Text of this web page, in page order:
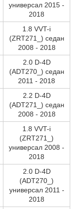
универсал 2015 -
2018
1.8 VVT-i
(ZRT271_) седан
2008 - 2018
2.0 D-4D
(ADT270_) седан
2011 - 2018
2.2 D-4D
(ADT271_) седан
2008 - 2018
1.8 VVT-i
(ZRT271_)
универсал 2008 -
2018
2.0 D-4D
(ADT270_)
универсал 2011 -
2018